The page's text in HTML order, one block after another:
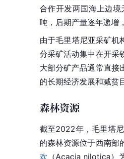
合作开发两国海上边
吨，后期产量逐年递增
由于毛里塔尼亚采矿机
分采矿活动集中在开采
大部分矿产品通常直接
的长期经济发展和减贫
森林资源
截至2022年，毛里塔
的森林资源位于西南部
欢 （Acacia nilotica）